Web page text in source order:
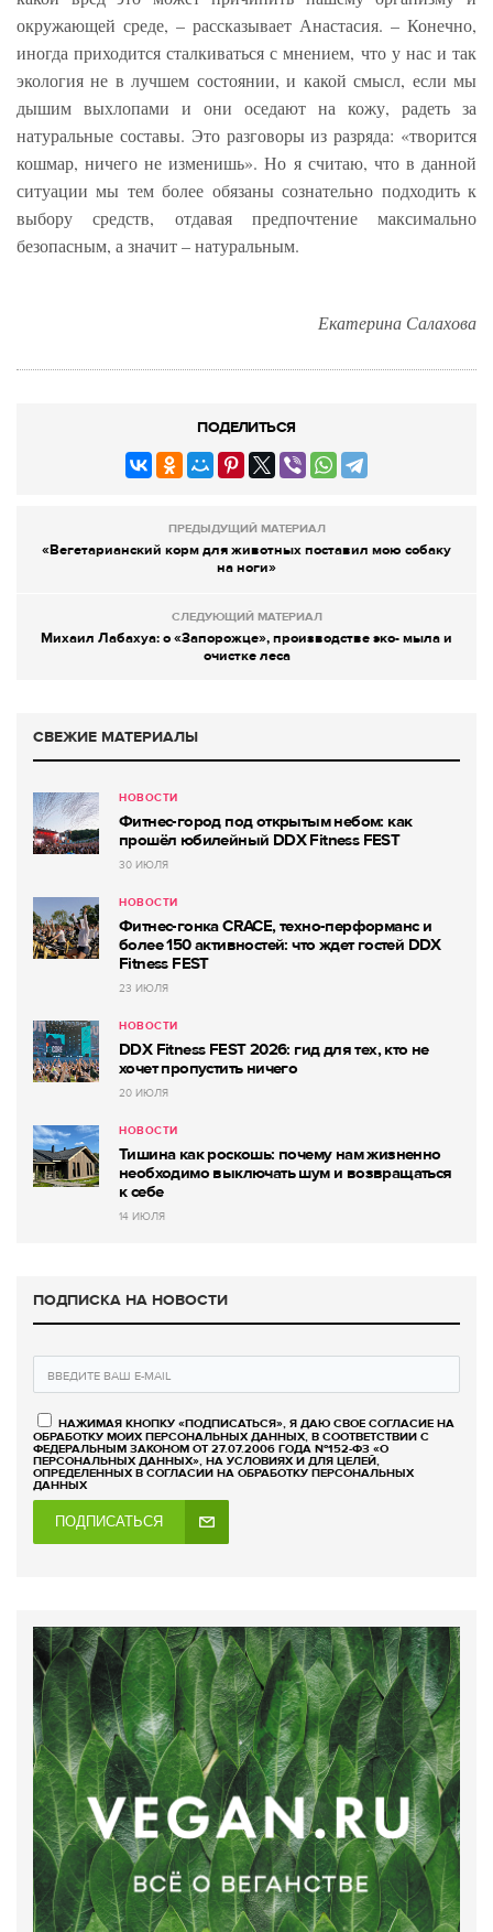
окружающей среде, – рассказывает Анастасия. – Конечно,
иногда приходится сталкиваться с мнением, что у нас и так
экология не в лучшем состоянии, и какой смысл, если мы
дышим выхлопами и они оседают на кожу, радеть за
натуральные составы. Это разговоры из разряда: «творится
кошмар, ничего не изменишь». Но я считаю, что в данной
ситуации мы тем более обязаны сознательно подходить к
выбору средств, отдавая предпочтение максимально
безопасным, а значит – натуральным.
Екатерина Салахова
ПОДЕЛИТЬСЯ
ПРЕДЫДУЩИЙ МАТЕРИАЛ
«Вегетарианский корм для животных поставил мою собаку
на ноги»
СЛЕДУЮЩИЙ МАТЕРИАЛ
Михаил Лабахуа: о «Запорожце», производстве эко- мыла и
очистке леса
СВЕЖИЕ МАТЕРИАЛЫ
НОВОСТИ
Фитнес-город под открытым небом: как
прошёл юбилейный DDX Fitness FEST
30 ИЮЛЯ
НОВОСТИ
Фитнес-гонка CRACE, техно-перформанс и
более 150 активностей: что ждет гостей DDX
Fitness FEST
23 ИЮЛЯ
НОВОСТИ
DDX Fitness FEST 2026: гид для тех, кто не
хочет пропустить ничего
20 ИЮЛЯ
НОВОСТИ
Тишина как роскошь: почему нам жизненно
необходимо выключать шум и возвращаться
к себе
14 ИЮЛЯ
ПОДПИСКА НА НОВОСТИ
НАЖИМАЯ КНОПКУ «ПОДПИСАТЬСЯ», Я ДАЮ СВОЕ СОГЛАСИЕ НА
ОБРАБОТКУ МОИХ ПЕРСОНАЛЬНЫХ ДАННЫХ, В СООТВЕТСТВИИ С
ФЕДЕРАЛЬНЫМ ЗАКОНОМ ОТ 27.07.2006 ГОДА №152-ФЗ «О
ПЕРСОНАЛЬНЫХ ДАННЫХ», НА УСЛОВИЯХ И ДЛЯ ЦЕЛЕЙ,
ОПРЕДЕЛЕННЫХ В СОГЛАСИИ НА ОБРАБОТКУ ПЕРСОНАЛЬНЫХ
ДАННЫХ
ПОДПИСАТЬСЯ